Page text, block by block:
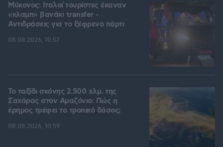
Μύκονος: Ιταλοί τουρίστες έκαναν
«κλαμπ» βανάκι transfer -
Αντιδράσεις για το ξέφρενο πάρτι
08.08.2026, 10:57
Το ταξίδι σκόνης 2.500 χλμ. της
Σαχάρας στον Αμαζόνιο: Πώς η
έρημος τρέφει το τροπικό δάσος;
08.08.2026, 10:59